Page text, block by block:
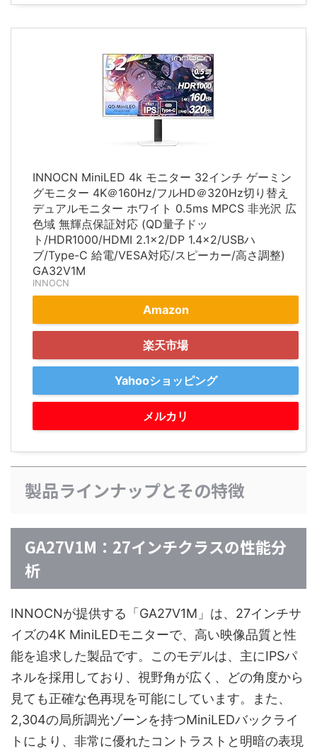
INNOCN MiniLED 4k モニター 32インチ ゲーミン
グモニター 4K＠160Hz/フルHD＠320Hz切り替え
デュアルモニター ホワイト 0.5ms MPCS 非光沢 広
色域 無輝点保証対応 (QD量子ドッ
ト/HDR1000/HDMI 2.1×2/DP 1.4×2/USBハ
ブ/Type-C 給電/VESA対応/スピーカー/高さ調整)
GA32V1M
INNOCN
Amazon
楽天市場
Yahooショッピング
メルカリ
製品ラインナップとその特徴
GA27V1M：27インチクラスの性能分
析
INNOCNが提供する「GA27V1M」は、27インチサ
イズの4K MiniLEDモニターで、高い映像品質と性
能を追求した製品です。このモデルは、主にIPSパ
ネルを採用しており、視野角が広く、どの角度から
見ても正確な色再現を可能にしています。また、
2,304の局所調光ゾーンを持つMiniLEDバックライ
トにより、非常に優れたコントラストと明暗の表現